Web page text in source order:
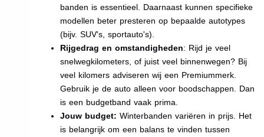
banden is essentieel. Daarnaast kunnen specifieke
modellen beter presteren op bepaalde autotypes
(bijv. SUV's, sportauto's).
Rijgedrag en omstandigheden: Rijd je veel
snelwegkilometers, of juist veel binnenwegen? Bij
veel kilomers adviseren wij een Premiummerk.
Gebruik je de auto alleen voor boodschappen. Dan
is een budgetband vaak prima.
Jouw budget: Winterbanden variëren in prijs. Het
is belangrijk om een balans te vinden tussen